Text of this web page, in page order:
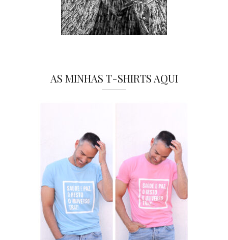
AS MINHAS T-SHIRTS AQUI